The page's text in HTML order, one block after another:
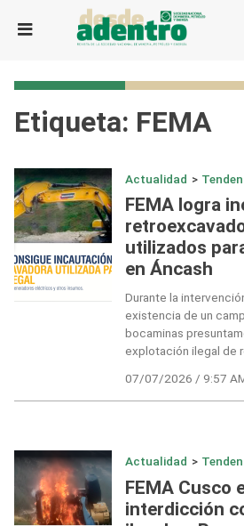
Etiqueta: FEMA
Actualidad >
FEMA logra
utilizados
en Áncash
Durante la
existencia de un
bocaminas
explotación ilegal de
07/07/2026 / 9:57
Actualidad >
FEMA Cusco
interdicción